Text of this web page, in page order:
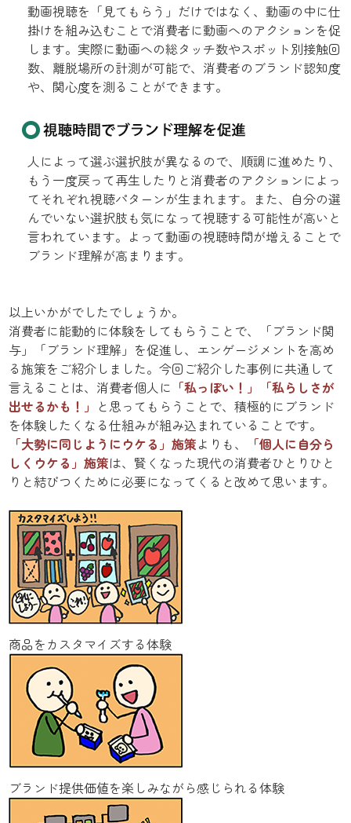
動画視聴を「見てもらう」だけではなく、動画の中に仕
掛けを組み込むことで消費者に動画へのアクションを促
します。実際に動画への総タッチ数やスポット別接触回
数、離脱場所の計測が可能で、消費者のブランド認知度
や、関心度を測ることができます。
人によって選ぶ選択肢が異なるので、順調に進めたり、
もう一度戻って再生したりと消費者のアクションによっ
てそれぞれ視聴パターンが生まれます。また、自分の選
んでいない選択肢も気になって視聴する可能性が高いと
言われています。よって動画の視聴時間が増えることで
ブランド理解が高まります。
以上いかがでしたでしょうか。
消費者に能動的に体験をしてもらうことで、「ブランド関
与」「ブランド理解」を促進し、エンゲージメントを高め
る施策をご紹介しました。今回ご紹介した事例に共通して
言えることは、消費者個人に 「私っぽい！」「私らしさが
出せるかも！」 と思ってもらうことで、積極的にブランド
を体験したくなる仕組みが組み込まれていることです。
「大勢に同じようにウケる」施策よりも、
「個人に自分ら
しくウケる」施策は、賢くなった現代の消費者ひとりひと
りと結びつくために必要になってくると改めて思います。
商品をカスタマイズする体験
ブランド提供価値を楽しみながら感じられる体験